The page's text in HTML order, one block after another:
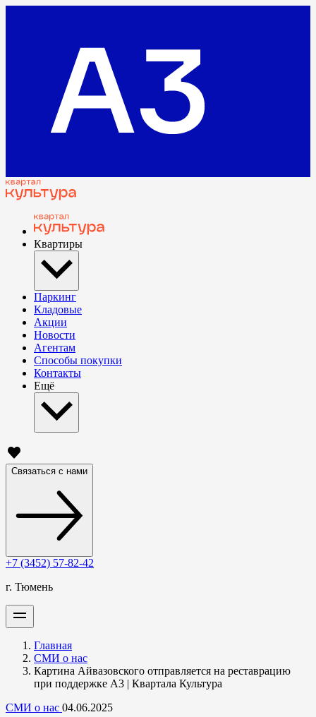
Квартиры
Паркинг
Кладовые
Акции
Новости
Агентам
Способы покупки
Контакты
Ещё
Связаться с нами
+7 (3452) 57-82-42
г. Тюмень
Главная
СМИ о нас
Картина Айвазовского отправляется на реставрацию
при поддержке А3 | Квартала Культура
СМИ о нас 04.06.2025